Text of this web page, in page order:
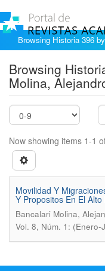
Browsing Historia 396
Browsing
Molina,
Now showing items 1-1
Movilidad Y
Y Propositos En El Alto
Bancalari Molina,
Vol. 8, Núm. 1: